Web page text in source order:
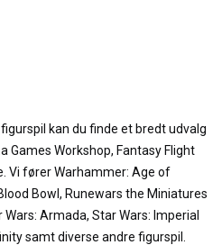
kan du finde et bredt udvalg
Games Workshop, Fantasy Flight
Vi fører Warhammer: Age of
Bowl, Runewars the Miniatures
Armada, Star Wars: Imperial
samt diverse andre figurspil.